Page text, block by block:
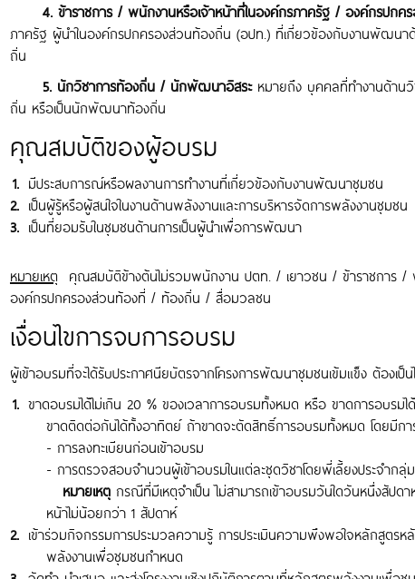
4. ข้าราชการ / พนักงานหรือเจ้าหน้าที่ในองค์กรภาครัฐ / องค์กรปกค
ภาครัฐ ผู้นำในองค์กรปกครองส่วนท้องถิ่น (อปท.) ที่เกี่ยวข้องกับงานพัฒน
ถิ่น
5. นักวิชาการท้องถิ่น / นักพัฒนาอิสระ หมายถึง บุคคลที่ทำงานด้าน
ถิ่น หรือเป็นนักพัฒนาท้องถิ่น
คุณสมบัติของผู้อบรม
มีประสบการณ์หรือผลงานการทำงานที่เกี่ยวข้องกับงานพัฒนาชุมชน
เป็นผู้รู้หรือผู้สนใจในงานด้านพลังงานและการบริหารจัดการพลังงานชุมชน
เป็นที่ยอมรับในชุมชนด้านการเป็นผู้นำเพื่อการพัฒนา
หมายเหตุ คุณสมบัติข้างต้นไม่รวมพนักงาน ปตท. / เยาวชน / ข้าราชการ /
องค์กรปกครองส่วนท้องที่ / ท้องถิ่น / สื่อมวลชน
เงื่อนไขการจบการอบรม
ผู้เข้าอบรมที่จะได้รับประกาศนียบัตรจากโครงการพัฒนาชุมชนเข้มแข็ง ต้องเ
ขาดอบรมได้ไม่เกิน 20 % ของเวลาการอบรมทั้งหมด หรือ ขาดการอบรม
ขาดติดต่อกันได้ทั้งอาทิตย์ ถ้าขาดจะตัดสิทธิ์การอบรมทั้งหมด โดยมีการ
- ​การลงทะเบียนก่อนเข้าอบรม
- การตรวจสอบจำนวนผู้เข้าอบรมในแต่ละชุดวิชาโดยพี่เลี้ยงประจำกลุ่ม
หมายเหตุ กรณีที่มีเหตุจำเป็น ไม่สามารถเข้าอบรมวันใดวันหนึ่งสัปด
หน้าไม่น้อยกว่า 1 สัปดาห์
เข้าร่วมกิจกรรมการประมวลความรู้ การประเมินความพึงพอใจหลักสูตร
พลังงานเพื่อชุมชนกำหนด